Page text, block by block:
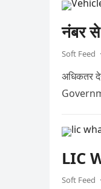
नंबर से
Soft Feed ·
अधिकतर
LIC
Soft Feed ·